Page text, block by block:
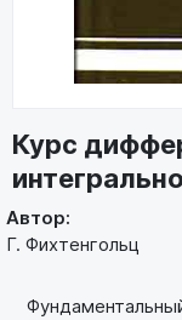
Курс
Автор:
Г. Фихтенгольц